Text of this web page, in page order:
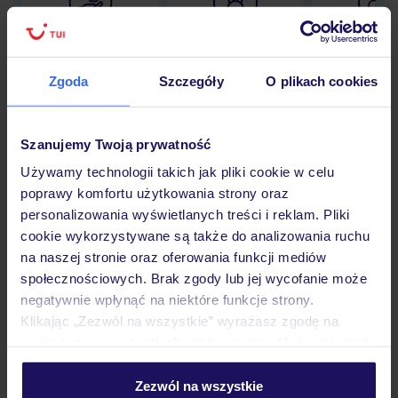
Zgoda Szczegóły O plikach cookies
Szanujemy Twoją prywatność
Używamy technologii takich jak pliki cookie w celu
poprawy komfortu użytkowania strony oraz
personalizowania wyświetlanych treści i reklam. Pliki
cookie wykorzystywane są także do analizowania ruchu
na naszej stronie oraz oferowania funkcji mediów
społecznościowych. Brak zgody lub jej wycofanie może
negatywnie wpłynąć na niektóre funkcje strony.
Klikając „Zezwól na wszystkie” wyrażasz zgodę na
personalizować swój wybór wchodząc w zakładkę
Zezwól na wszystkie
Lider niskich cen 30 lat w
Hotel
Pokoje
Wyżywienie
Atrakcje